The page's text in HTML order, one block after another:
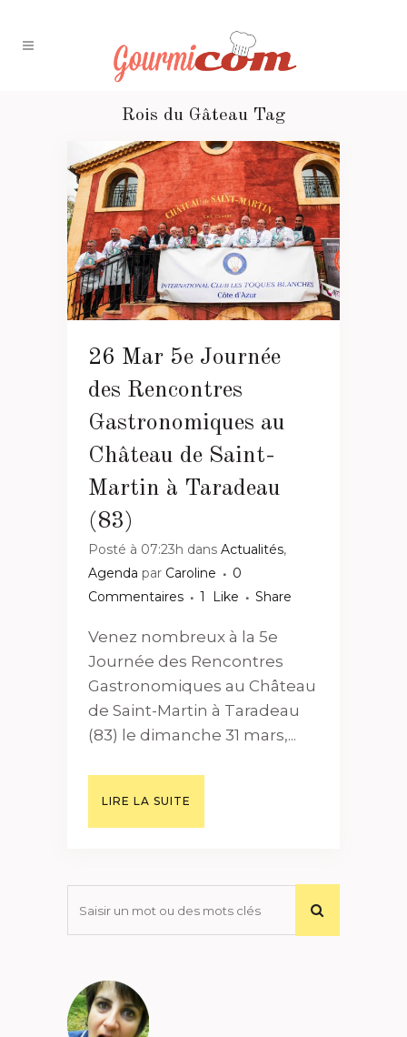
Rois du Gâteau Tag
26 Mar 5e Journée
des Rencontres
Gastronomiques au
Château de Saint-
Martin à Taradeau
(83)
Posté à 07:23h dans Actualités,
Agenda par Caroline
0
Commentaires
1 Like Share
Venez nombreux à la 5e
Journée des Rencontres
Gastronomiques au Château
de Saint-Martin à Taradeau
(83) le dimanche 31 mars,...
LIRE LA SUITE